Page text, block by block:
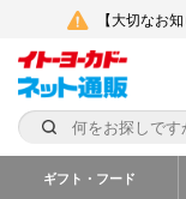
【大切なお
ギフト・フード